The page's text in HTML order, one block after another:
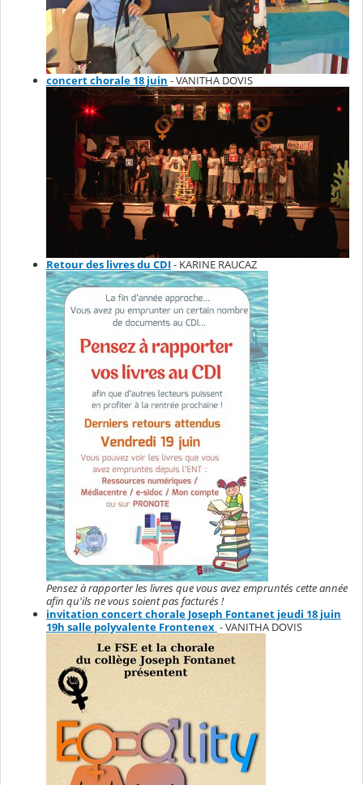
concert chorale 18 juin - VANITHA DOVIS
Retour des livres du CDI- KARINE RAUCAZ
Pensez à rapporter les livres que vous avez empruntés cette année
afin qu'ils ne vous soient pas facturés !
invitation concert chorale Joseph Fontanet jeudi 18 juin
19h salle polyvalente Frontenex - VANITHA DOVIS